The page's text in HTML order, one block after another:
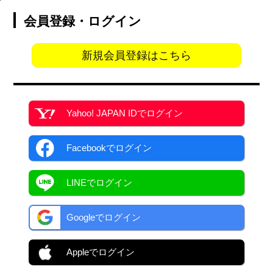
会員登録・ログイン
新規会員登録はこちら
Yahoo! JAPAN IDでログイン
Facebookでログイン
LINEでログイン
Googleでログイン
Appleでログイン